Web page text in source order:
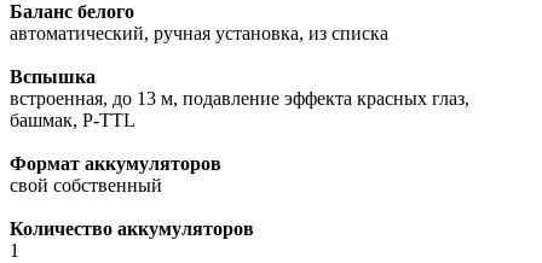
Баланс белого
автоматический, ручная установка, из списка
Вспышка
встроенная, до 13 м, подавление эффекта красных глаз,
башмак, P-TTL
Формат аккумуляторов
свой собственный
Количество аккумуляторов
1